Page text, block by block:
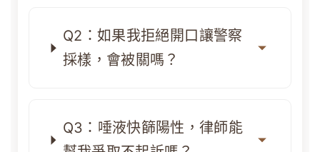
Q2：如果我拒絕開口讓警察
採樣，會被關嗎？
Q3：唾液快篩陽性，律師能